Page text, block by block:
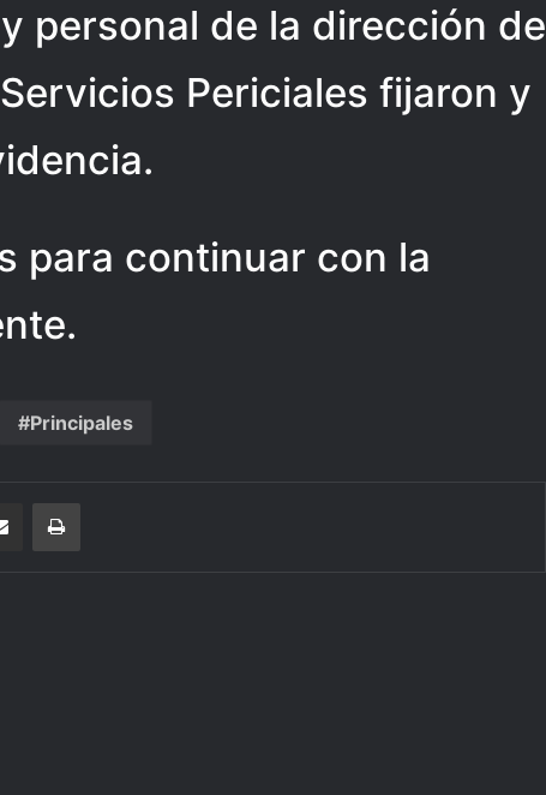
personal de la dirección de
Periciales fijaron y
para continuar con la
Principales
Share via Email Print